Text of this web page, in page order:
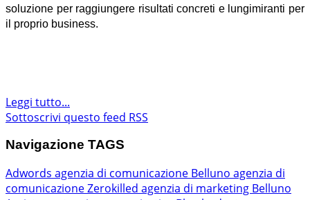
soluzione per raggiungere risultati concreti e lungimiranti per
il proprio business.
Leggi tutto...
Sottoscrivi questo feed RSS
Navigazione TAGS
Adwords agenzia di comunicazione Belluno agenzia di
comunicazione Zerokilled agenzia di marketing Belluno